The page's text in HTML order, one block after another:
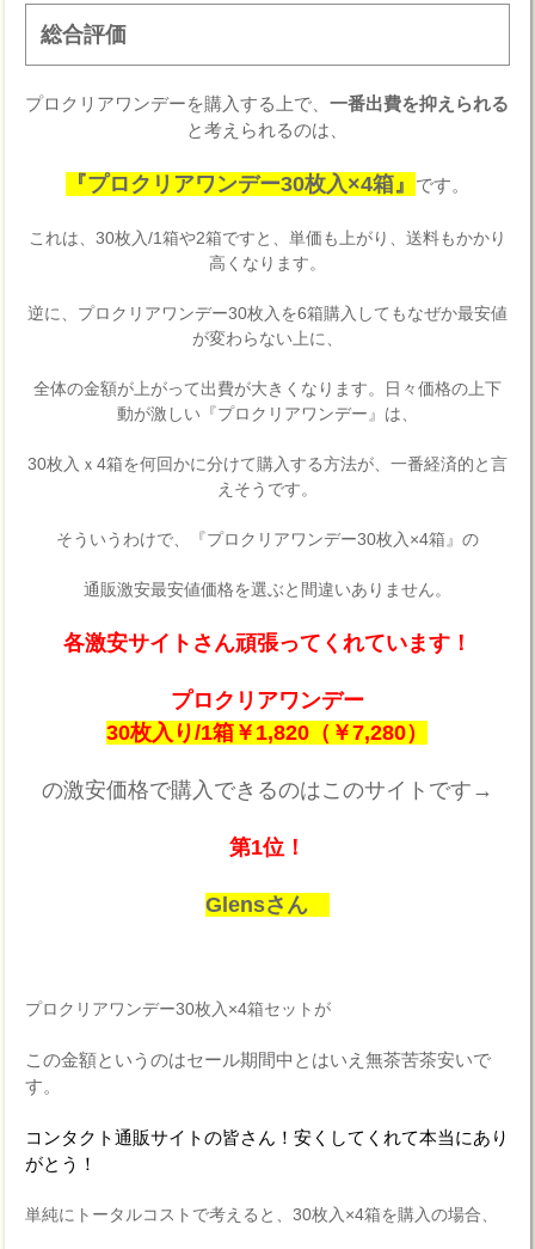
総合評価
プロクリアワンデーを購入する上で、一番出費を抑えられる
と考えられるのは、
『プロクリアワンデー30枚入×4箱』 です。
これは、30枚入/1箱や2箱ですと、単価も上がり、送料もかかり
高くなります。
逆に、プロクリアワンデー30枚入を6箱購入してもなぜか最安値
が変わらない上に、
全体の金額が上がって出費が大きくなります。日々価格の上下
動が激しい『プロクリアワンデー』は、
30枚入ｘ4箱を何回かに分けて購入する方法が、一番経済的と言
えそうです。
そういうわけで、『プロクリアワンデー30枚入×4箱』の
通販激安最安値価格を選ぶと間違いありません。
各激安サイトさん頑張ってくれています！
プロクリアワンデー
30枚入り/1箱￥1,820（￥7,280）
の激安価格で購入できるのはこのサイトです→
第1位！
Glensさん
プロクリアワンデー30枚入×4箱セットが
この金額というのはセール期間中とはいえ無茶苦茶安いで
す。
コンタクト通販サイトの皆さん！安くしてくれて本当にあり
がとう！
単純にトータルコストで考えると、30枚入×4箱を購入の場合、